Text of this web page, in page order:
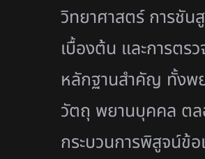
วิทยาศาสตร์ การชั
เบื้องต้น และการตร
หลักฐานสำคัญ ทั้งพ
วัตถุ พยานบุคคล ต
กระบวนการพิสูจน์ข้อ